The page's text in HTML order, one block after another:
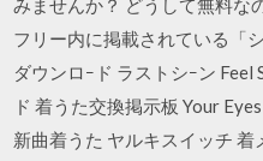
みませんか？ どうして無料な
フリー内に掲載されている「
ダウンロｰド ラストシｰン
ド 着うた交換掲示板 Your
新曲着うた ヤルキスイッチ